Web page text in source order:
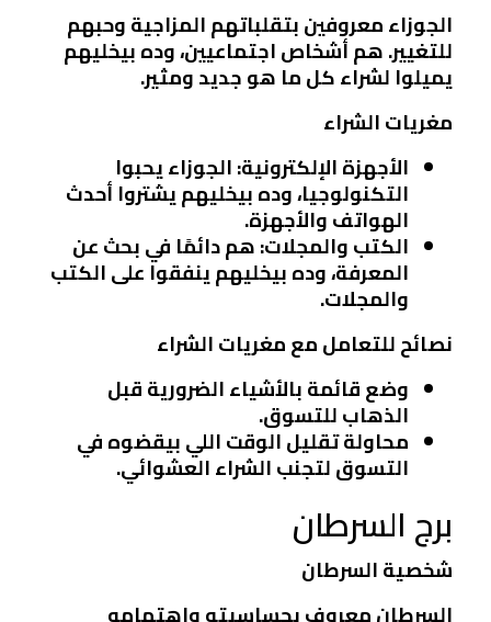
الجوزاء معروفين بتقلباتهم المزاجية وحبهم
للتغيير. هم أشخاص اجتماعيين، وده بيخليهم
يميلوا لشراء كل ما هو جديد ومثير.
مغريات الشراء
الأجهزة الإلكترونية: الجوزاء يحبوا
التكنولوجيا، وده بيخليهم يشتروا أحدث
الهواتف والأجهزة.
الكتب والمجلات: هم دائمًا في بحث عن
المعرفة، وده بيخليهم ينفقوا على الكتب
والمجلات.
نصائح للتعامل مع مغريات الشراء
وضع قائمة بالأشياء الضرورية قبل
الذهاب للتسوق.
محاولة تقليل الوقت اللي بيقضوه في
التسوق لتجنب الشراء العشوائي.
برج السرطان
شخصية السرطان
السرطان معروف بحساسيته واهتمامه